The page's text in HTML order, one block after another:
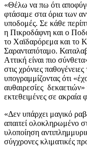
«Θέλω να πω ότι
φτάσαμε στα όρια των
υποδομές. Σε κάθε
η Πικροδάφνη και ο
το Χαϊδαρόρεμα και το
Σαρανταπόταμο.
Αττική είναι πιο
στις χρόνιες
υπογραμμίζοντας ότι
αυθαιρεσίες
εκτεθειμένες σε ακραία
«Δεν υπάρχει μαγικό
απαιτεί ολοκληρωμένο
υλοποίηση
σύγχρονες κλιματικές